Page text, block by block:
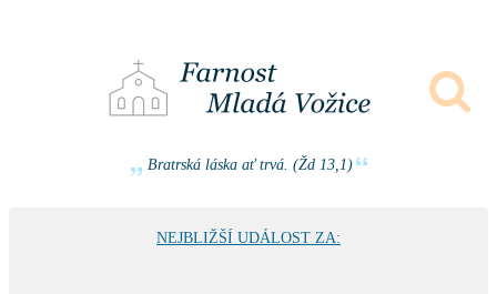
Bratrská láska ať trvá. (Žd 13,1)
NEJBLIŽŠÍ UDÁLOST ZA: